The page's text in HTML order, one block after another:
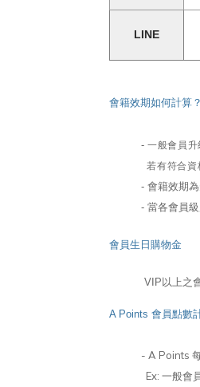
LINE
會籍效期如何計算？
- 一般會員
若有符合資
- 會籍效期
- 當各會員
會員生日購物金
VIP以上之
A Points 會員點數
- A Points
Ex: 一般會